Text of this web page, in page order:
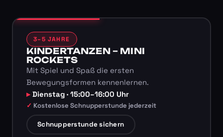
3–5 JAHRE
KINDERTANZEN – MINI
ROCKETS
Mit Spiel und Spaß die ersten
Bewegungsformen kennenlernen.
Dienstag · 15:00–16:00 Uhr
Kostenlose Schnupperstunde jederzeit
Schnupperstunde sichern